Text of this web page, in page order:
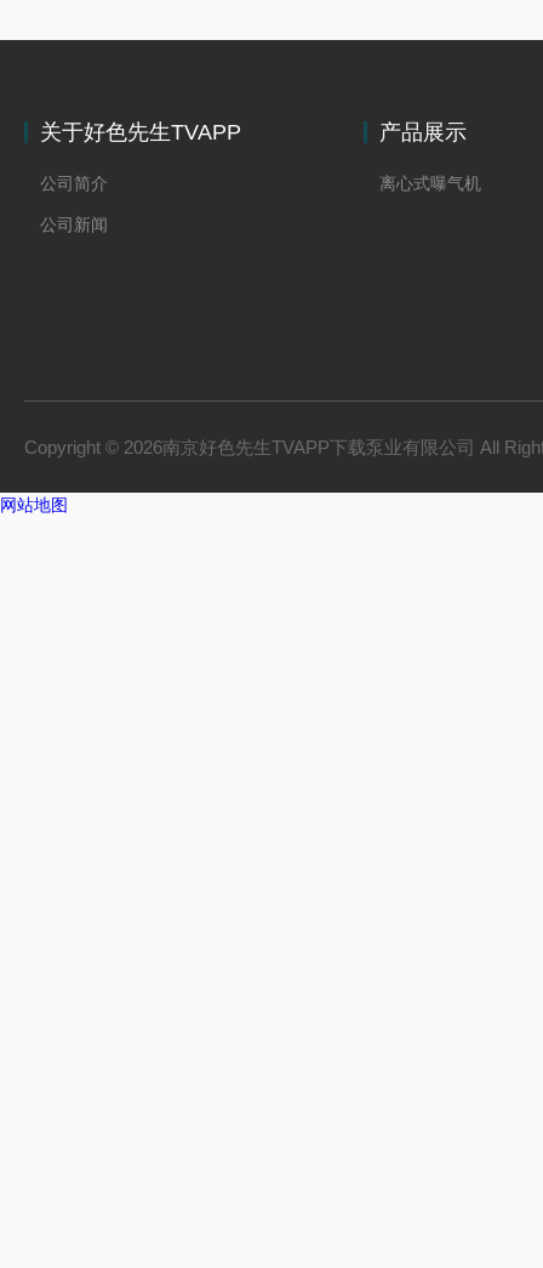
关于好色先生TVAPP
公司简介
公司新闻
产品展示
离心式曝气机
Copyright © 2026南京好色先生TVAPP下载泵业有限公司 All
网站地图